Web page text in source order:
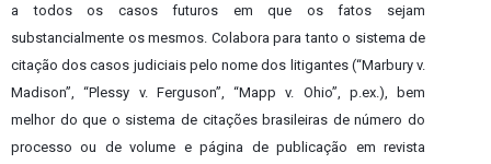
a todos os casos futuros em que os fatos sejam
substancialmente os mesmos. Colabora para tanto o sistema de
citação dos casos judiciais pelo nome dos litigantes (“Marbury v.
Madison”, “Plessy v. Ferguson”, “Mapp v. Ohio”, p.ex.), bem
melhor do que o sistema de citações brasileiras de número do
processo ou de volume e página de publicação em revista